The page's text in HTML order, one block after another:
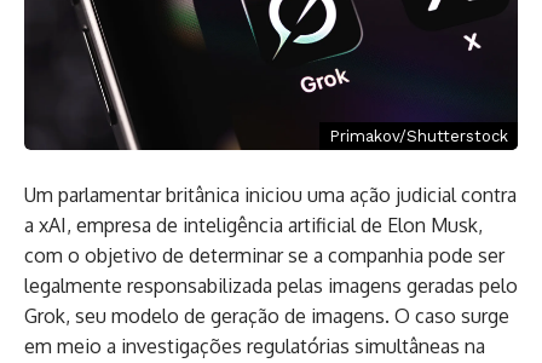
Primakov/Shutterstock
Um parlamentar britânica iniciou uma ação judicial contra
a xAI, empresa de inteligência artificial de Elon Musk,
com o objetivo de determinar se a companhia pode ser
legalmente responsabilizada pelas imagens geradas pelo
Grok, seu modelo de geração de imagens. O caso surge
em meio a investigações regulatórias simultâneas na